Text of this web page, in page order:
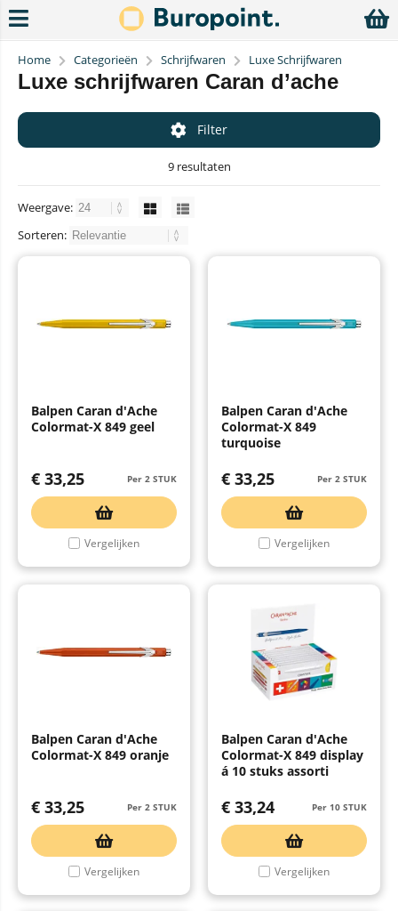
Home Categorieën Schrijfwaren Luxe Schrijfwaren
Luxe schrijfwaren Caran d’ache
Filter
9 resultaten
Weergave:
Sorteren:
Balpen Caran d'Ache
Colormat-X 849 geel
Per 2 STUK
€ 33,25
Vergelijken
Balpen Caran d'Ache
Colormat-X 849
turquoise
Per 2 STUK
€ 33,25
Vergelijken
Balpen Caran d'Ache
Colormat-X 849 oranje
Per 2 STUK
€ 33,25
Vergelijken
Balpen Caran d'Ache
Colormat-X 849 display
á 10 stuks assorti
Per 10 STUK
€ 33,24
Vergelijken